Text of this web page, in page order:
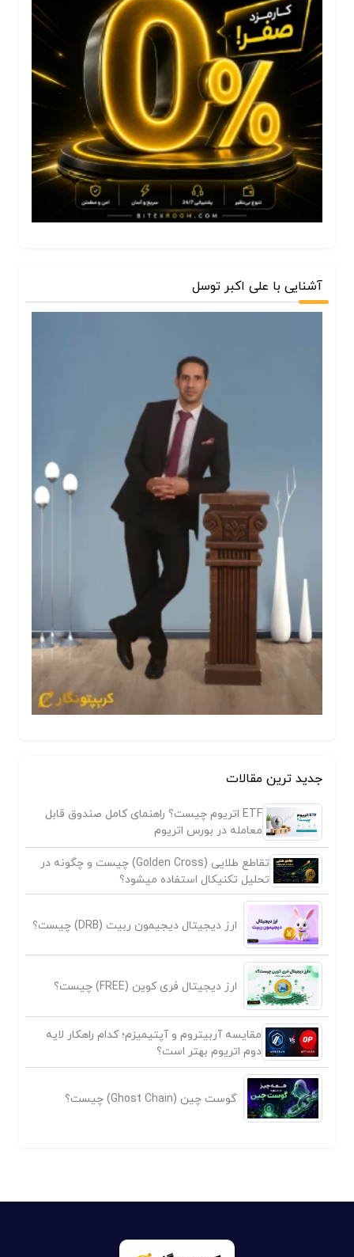
آشنایی با علی اکبر توسل
جدید ترین مقالات
ETF اتریوم چیست؟ راهنمای کامل صندوق قابل
معامله در بورس اتریوم
تقاطع طلایی (Golden Cross) چیست و چگونه در
تحلیل تکنیکال استفاده میشود؟
ارز دیجیتال دیجیمون ربیت (DRB) چیست؟
ارز دیجیتال فری کوین (FREE) چیست؟
مقایسه آربیتروم و آپتیمیزم؛ کدام راهکار لایه
دوم اتریوم بهتر است؟
گوست چین (Ghost Chain) چیست؟